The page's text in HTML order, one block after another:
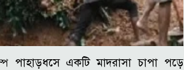
পাহাড়ধসে একটি মাদরাসা চাপা পড়ে